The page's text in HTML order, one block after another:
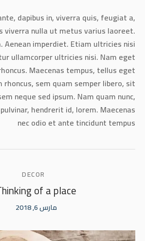
dapibus in, viverra quis, feugiat a,
viverra nulla ut metus varius laoreet.
Aenean imperdiet. Etiam ultricies nisi
ullamcorper ultricies nisi. Nam eget
Maecenas tempus, tellus eget
rhoncus, sem quam semper libero, sit
neque sed ipsum. Nam quam nunc,
hendrerit id, lorem. Maecenas
nec odio et ante tincidunt tempus
DECOR
of a place
مارس 6, 2018